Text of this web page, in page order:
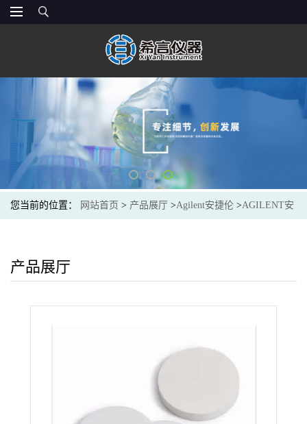
您当前的位置： 网站首页 > 产品展厅 >Agilent安捷伦 >AGILENT安
产品展厅